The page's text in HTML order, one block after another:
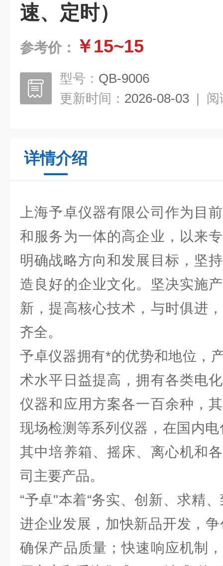
速、定时）
参考价： ￥15~15
型号： QB-9006
更新时间： 2026-08-03 | 阅
详情介绍
上海予卓仪器有限公司作为目
和服务为一体的高企业，以来
明确战略方向和发展目标，坚
造良好的企业文化。坚决实施
新，提高核心技术，与时俱进
齐全。
予卓仪器拥有*的优势和地位，
术水平日益提高，拥有各类电
仪器和应用方案各一百余种，
现场检测等系列仪器，在国内
其中培养箱、摇床、离心机和
司主要产品。
“予卓"本着“务实、创新、求精
进企业发展，加快新品开发，
确保产品质量；快速响应机制